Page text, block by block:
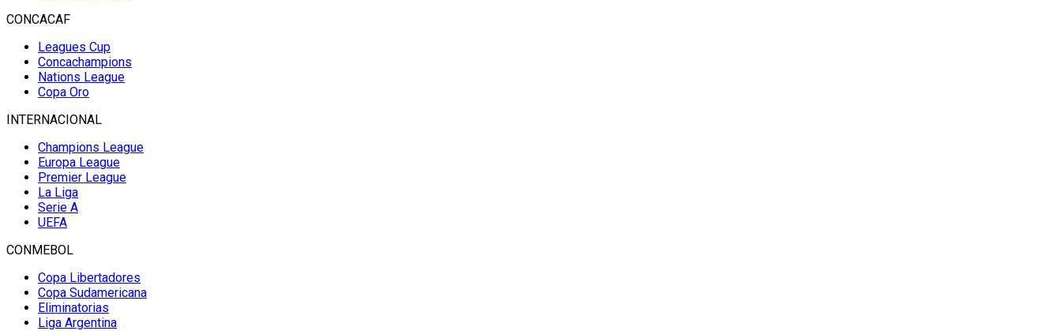
CONCACAF
Leagues Cup
Concachampions
Nations League
Copa Oro
INTERNACIONAL
Champions League
Europa League
Premier League
La Liga
Serie A
UEFA
CONMEBOL
Copa Libertadores
Copa Sudamericana
Eliminatorias
Liga Argentina